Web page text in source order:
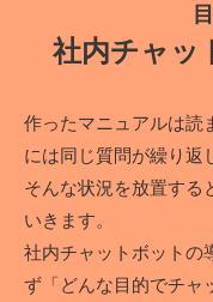
社内チャッ
作ったマニュアルは読
には同じ質問が繰り返
そんな状況を放置する
いきます。
社内チャットボットの
ず「どんな目的でチャ